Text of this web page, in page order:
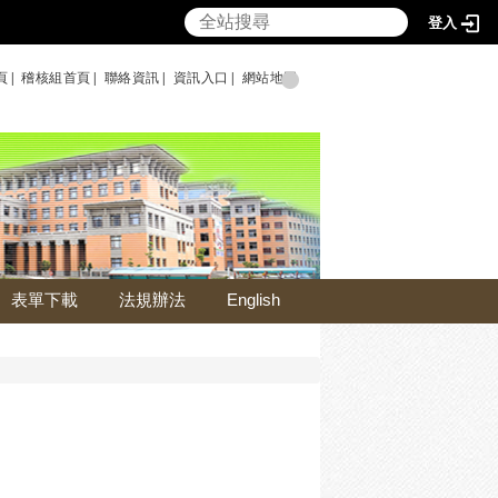
登入
| 稽核組首頁| 聯絡資訊| 資訊入口| 網站地圖
表單下載 法規辦法 English